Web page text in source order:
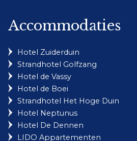
Accommodaties
Hotel Zuiderduin
Strandhotel Golfzang
Hotel de Vassy
Hotel de Boei
Strandhotel Het Hoge Duin
Hotel Neptunus
Hotel De Dennen
LIDO Appartementen